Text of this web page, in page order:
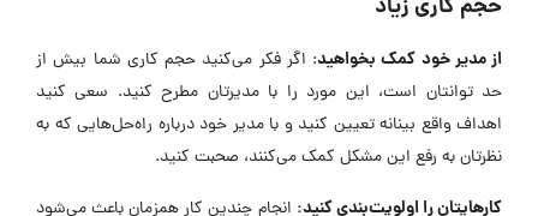
حجم کاری زیاد
از مدیر خود کمک بخواهید: اگر فکر می‌کنید حجم کاری شما بیش از
حد توانتان است، این مورد را با مدیرتان مطرح کنید. سعی کنید
اهداف واقع بینانه تعیین کنید و با مدیر خود درباره راه‌حل‌هایی که به
نظرتان به رفع این مشکل کمک می‌کنند، صحبت کنید.
کارهایتان را اولویت‌بندی کنید: انجام چندین کار همزمان باعث می‌شود